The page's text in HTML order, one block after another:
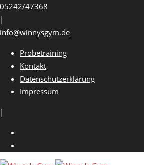
Skip
to
content
05242/47368
|
info@winnysgym.de
Probetraining
Kontakt
Datenschutzerklärung
Impressum
|